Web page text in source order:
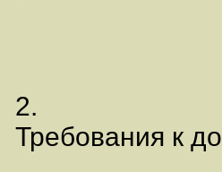
2.
Требования к